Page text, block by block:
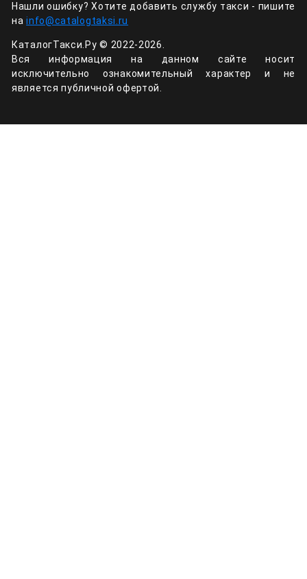
Нашли ошибку? Хотите добавить службу такси - пишите
наinfo@catalogtaksi.ru
КаталогТакси.Ру © 2022-2026.
Вся информация на данном сайте носит
исключительно ознакомительный характер и не
является публичной офертой.